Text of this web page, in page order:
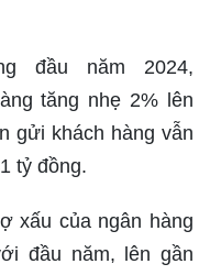
đầu năm 2024,
tăng nhẹ 2% lên
gửi khách hàng vẫn
tỷ đồng.
xấu của ngân hàng
đầu năm, lên gần